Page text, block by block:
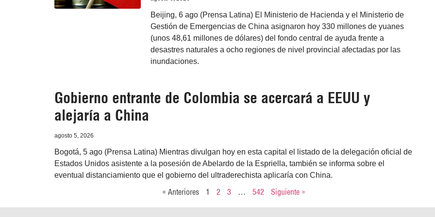
Beijing, 6 ago (Prensa Latina) El Ministerio de Hacienda y el Ministerio de
Gestión de Emergencias de China asignaron hoy 330 millones de yuanes
(unos 48,61 millones de dólares) del fondo central de ayuda frente a
desastres naturales a ocho regiones de nivel provincial afectadas por las
inundaciones.
Gobierno entrante de Colombia se acercará a EEUU y
alejaría a China
agosto 5, 2026
Bogotá, 5 ago (Prensa Latina) Mientras divulgan hoy en esta capital el listado de la delegación oficial de
Estados Unidos asistente a la posesión de Abelardo de la Espriella, también se informa sobre el
eventual distanciamiento que el gobierno del ultraderechista aplicaría con China.
« Anteriores 1 2 3 … 542 Siguiente »